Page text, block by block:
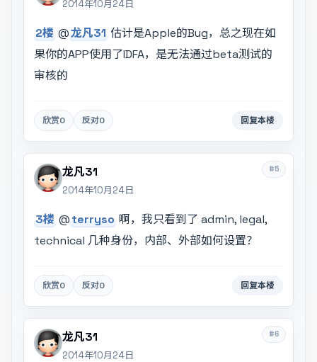
2014年10月24日
2楼 @龙凡31 估计是Apple的Bug，总之现在如
果你的APP使用了IDFA，是无法通过beta测试的
审核的
欣赏0 反对0 回复本楼
#5
龙凡31
2014年10月24日
3楼 @terryso 啊，我只看到了 admin, legal,
technical 几种身份，内部、外部如何设置？
欣赏0 反对0 回复本楼
#6
龙凡31
2014年10月24日